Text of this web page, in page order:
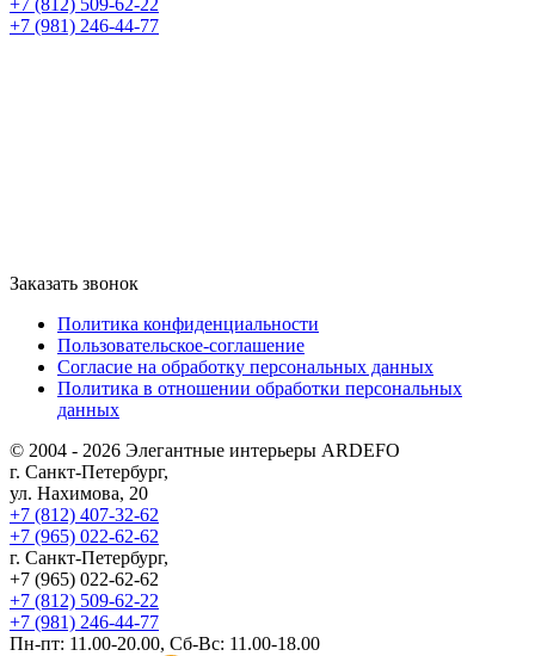
+7 (812) 509-62-22
+7 (981) 246-44-77
Заказать звонок
Политика конфиденциальности
Пользовательское-соглашение
Согласие на обработку персональных данных
Политика в отношении обработки персональных
данных
© 2004 - 2026 Элегантные интерьеры ARDEFO
г. Санкт-Петербург,
ул. Нахимова, 20
+7 (812) 407-32-62
+7 (965) 022-62-62
г. Санкт-Петербург,
+7 (965) 022-62-62
+7 (812) 509-62-22
+7 (981) 246-44-77
Пн-пт: 11.00-20.00, Сб-Вс: 11.00-18.00